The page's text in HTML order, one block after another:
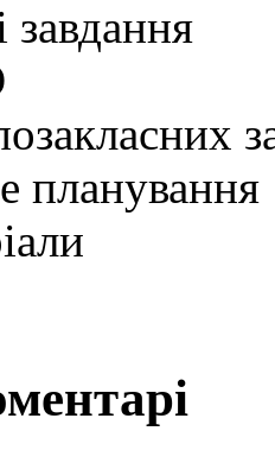
завдання
планування